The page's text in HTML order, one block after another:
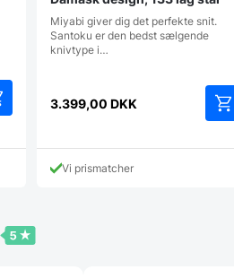
Miyabi giver dig det perfekte snit.
Santoku er den bedst sælgende
knivtype i…
3.399,00DKK
Vi prismatcher